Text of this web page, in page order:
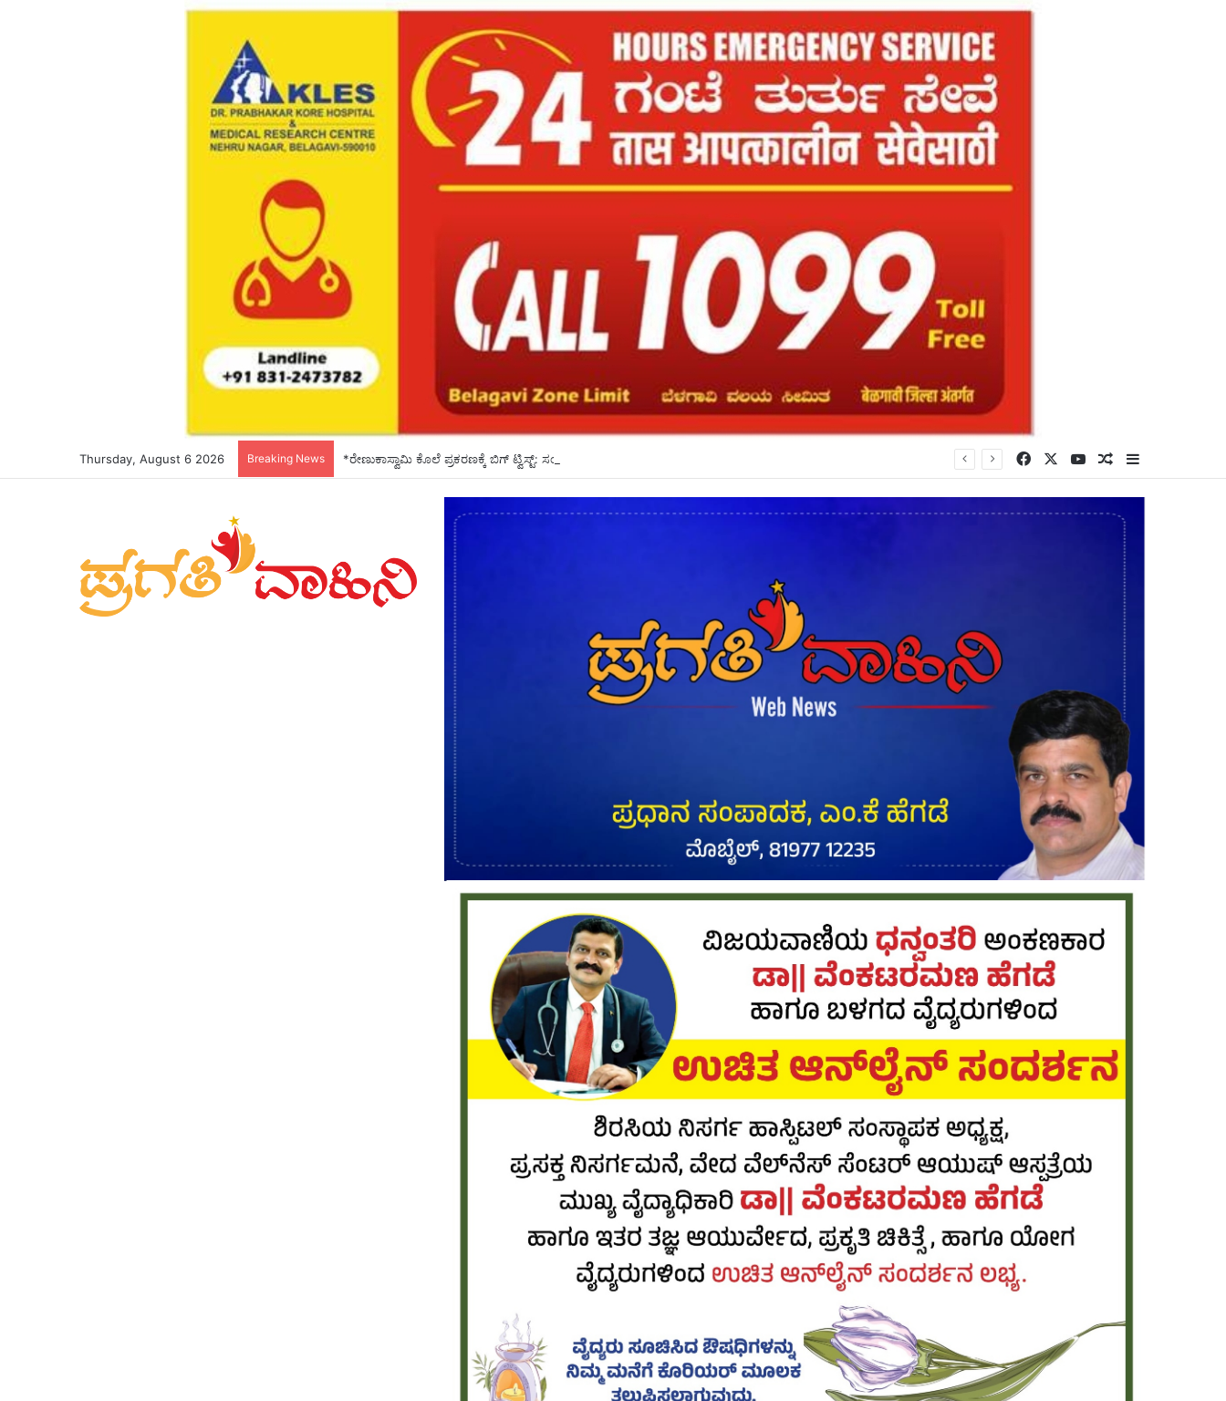
Thursday, August 6 2026 Breaking News *ರೇಣುಕಾಸ್ವಾಮಿ ಕೊಲೆ ಪ್ರಕರಣಕ್ಕೆ ಬಿಗ್ ಟ್ವಿಸ್ಟ್: ಸಂಪೂರ್ಣ ಸತ್ಯ ಬಹಿರಂಗಪಡಿಸುವುದಾಗಿ ಕೋರ್ಟ್ ಗೆ ಅರ್ಜಿ ಸಲ್ಲಿಸಿದ 14ನೇ ಆರೋಪಿ* FacebookYouTubeRandom Article
Sidebar